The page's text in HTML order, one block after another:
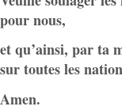
pour nous,
et qu’ainsi, par ta
sur toutes les
Amen.